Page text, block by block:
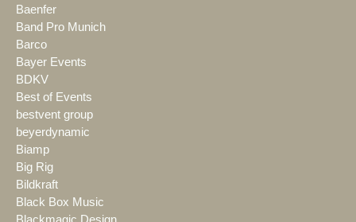
Baenfer
Band Pro Munich
Barco
Bayer Events
BDKV
Best of Events
bestvent group
beyerdynamic
Biamp
Big Rig
Bildkraft
Black Box Music